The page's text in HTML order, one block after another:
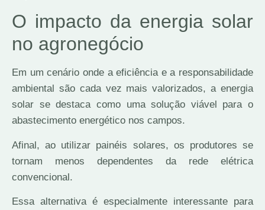
O impacto da energia solar
no agronegócio
Em um cenário onde a eficiência e a responsabilidade
ambiental são cada vez mais valorizados, a energia
solar se destaca como uma solução viável para o
abastecimento energético nos campos.
Afinal, ao utilizar painéis solares, os produtores se
tornam menos dependentes da rede elétrica
convencional.
Essa alternativa é especialmente interessante para